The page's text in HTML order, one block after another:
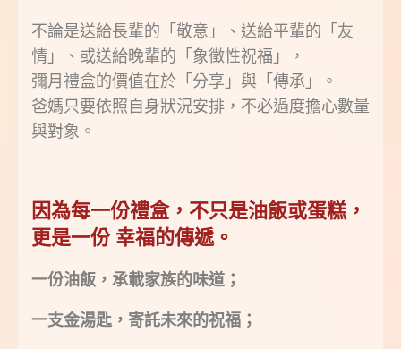
不論是送給長輩的「敬意」、送給平輩的「友
情」、或送給晚輩的「象徵性祝福」，
彌月禮盒的價值在於「分享」與「傳承」。
爸媽只要依照自身狀況安排，不必過度擔心數量
與對象。
因為每一份禮盒，不只是油飯或蛋糕，
更是一份 幸福的傳遞。
一份油飯，承載家族的味道；
一支金湯匙，寄託未來的祝福；